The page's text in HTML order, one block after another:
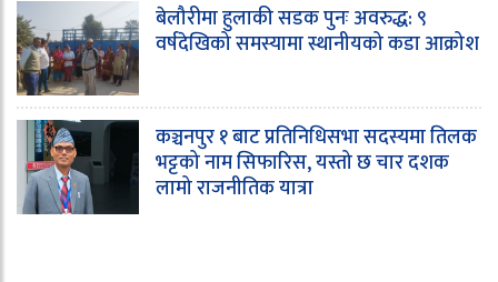
बेलौरीमा हुलाकी सडक पुनः अवरुद्ध: ९
वर्षदेखिको समस्यामा स्थानीयको कडा आक्रोश
कञ्चनपुर १ बाट प्रतिनिधिसभा सदस्यमा तिलक
भट्टको नाम सिफारिस, यस्तो छ चार दशक
लामो राजनीतिक यात्रा